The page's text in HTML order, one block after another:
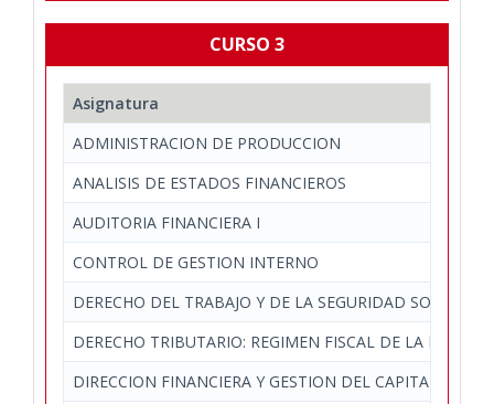
CURSO 3
Asignatura
ADMINISTRACION DE PRODUCCION
ANALISIS DE ESTADOS FINANCIEROS
AUDITORIA FINANCIERA I
CONTROL DE GESTION INTERNO
DERECHO DEL TRABAJO Y DE LA SEGURIDAD SOCIAL
DERECHO TRIBUTARIO: REGIMEN FISCAL DE LA
DIRECCION FINANCIERA Y GESTION DEL CAPITAL